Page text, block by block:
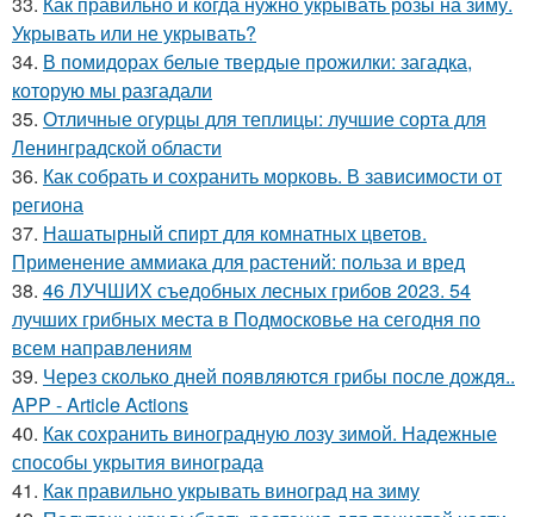
Укрывать или не укрывать?
34. В помидорах белые твердые прожилки: загадка,
которую мы разгадали
35. Отличные огурцы для теплицы: лучшие сорта для
Ленинградской области
36. Как собрать и сохранить морковь. В зависимости от
региона
37. Нашатырный спирт для комнатных цветов.
Применение аммиака для растений: польза и вред
38. 46 ЛУЧШИХ съедобных лесных грибов 2023. 54
лучших грибных места в Подмосковье на сегодня по
всем направлениям
39. Через сколько дней появляются грибы после дождя..
APP - Article Actions
40. Как сохранить виноградную лозу зимой. Надежные
способы укрытия винограда
41. Как правильно укрывать виноград на зиму